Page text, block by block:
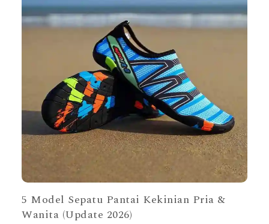
5 Model Sepatu Pantai Kekinian Pria &
Wanita (Update 2026)